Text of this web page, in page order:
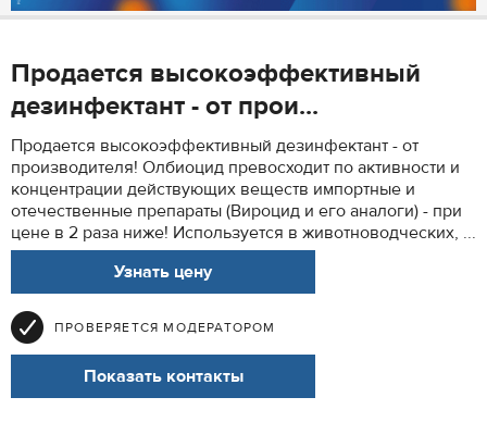
Продается высокоэффективный
дезинфектант - от прои...
Продается высокоэффективный дезинфектант - от
производителя! Олбиоцид превосходит по активности и
концентрации действующих веществ импортные и
отечественные препараты (Вироцид и его аналоги) - при
цене в 2 раза ниже! Используется в животноводческих, ...
Узнать цену
ПРОВЕРЯЕТСЯ МОДЕРАТОРОМ
Показать контакты